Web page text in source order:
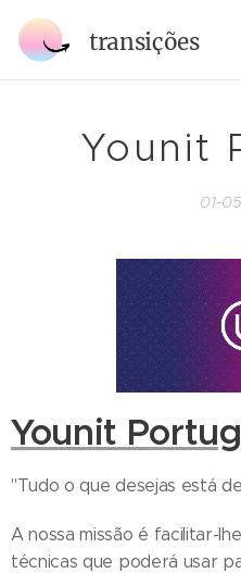
transições
Younit
01-
Younit
"Tudo o que desejas está
A nossa missão é facilitar-
técnicas que poderá usar